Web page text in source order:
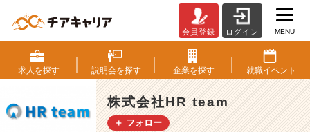
編】
営
業
が
嫌
い
会員登録 ログイン MENU
求人を探す 説明会を探す 企業を探す 就職イベント
株式会社HR team
＋ フォロー